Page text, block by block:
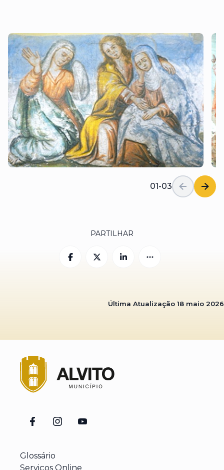
01-03
PARTILHAR
Última Atualização 18 maio 2026
Glossário
Serviços Online